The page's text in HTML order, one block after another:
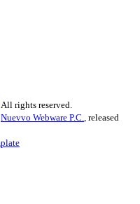
All rights reserved.
Nuevvo Webware P.C., released